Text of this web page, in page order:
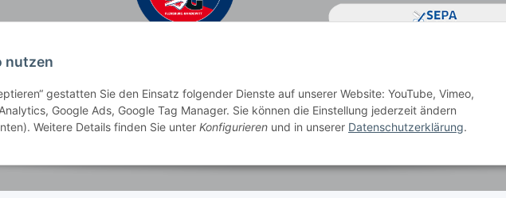
nutzen
gestatten Sie den Einsatz folgender Dienste auf unserer Website: YouTube, Vimeo,
Google Ads, Google Tag Manager. Sie können die Einstellung jederzeit ändern
Weitere Details finden Sie unter Konfigurieren und in unserer Datenschutzerklärung.